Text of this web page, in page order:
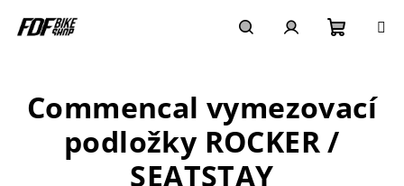
košík
Commencal vymezovací
podložky ROCKER /
SEATSTAY